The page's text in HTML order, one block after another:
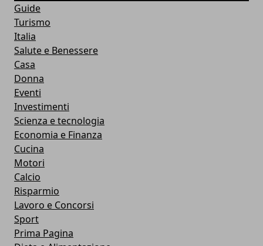
Guide
Turismo
Italia
Salute e Benessere
Casa
Donna
Eventi
Investimenti
Scienza e tecnologia
Economia e Finanza
Cucina
Motori
Calcio
Risparmio
Lavoro e Concorsi
Sport
Prima Pagina